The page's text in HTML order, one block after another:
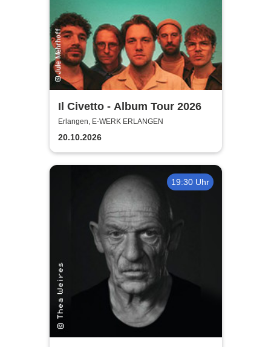
Il Civetto - Album Tour 2026
Erlangen, E-WERK ERLANGEN
20.10.2026
19:30 Uhr